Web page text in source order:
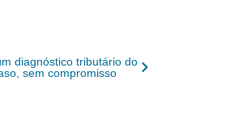
diagnóstico tributário do
sem compromisso